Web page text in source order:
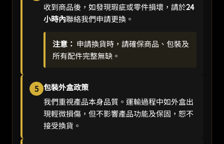
收到商品後，如發現瑕疵或零件損壞，請於24
小時內聯絡我們申請更換。
注意： 申請換貨時，請確保商品、包裝及
所有配件完整無缺。
5 包裝外盒政策
我們重視產品本身品質。運輸過程中如外盒出
現輕微損傷，但不影響產品功能及保固，恕不
接受換貨。